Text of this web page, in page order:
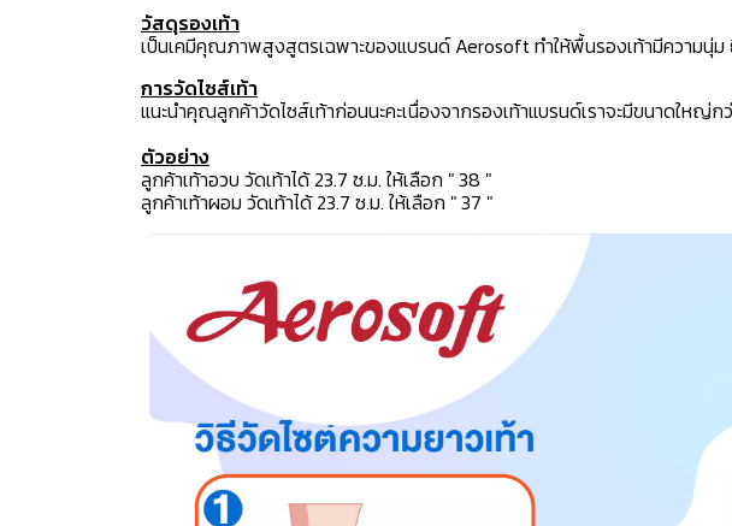
วัสดุรองเท้า
เป็นเคมีคุณภาพสูงสูตรเฉพาะของแบรนด์ Aerosoft ทำให้พื้นรองเท้ามีความนุ่
การวัดไซส์เท้า
แนะนำคุณลูกค้าวัดไซส์เท้าก่อนนะคะเนื่องจากรองเท้าแบรนด์เราจะมีขนาดใหญ่
ตัวอย่าง
ลูกค้าเท้าอวบ วัดเท้าได้ 23.7 ซ.ม. ให้เลือก " 38 "
ลูกค้าเท้าผอม วัดเท้าได้ 23.7 ซ.ม. ให้เลือก " 37 "